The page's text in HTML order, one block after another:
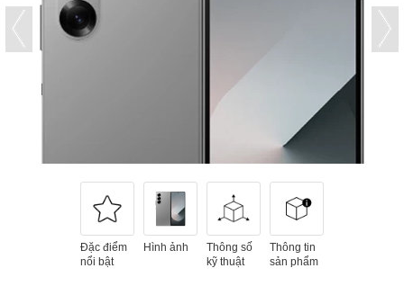
Đặc điểm
nổi bật
Hình ảnh
Thông số
kỹ thuật
Thông tin
sản phẩm